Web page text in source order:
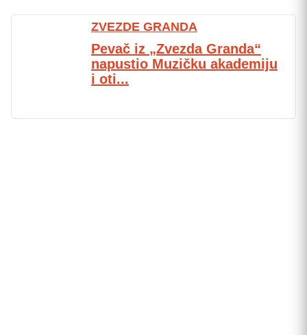
ZVEZDE GRANDA
Pevač iz „Zvezda Granda“
napustio Muzičku akademiju
i oti...